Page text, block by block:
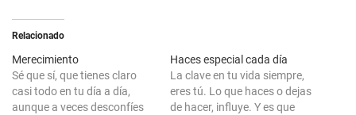
Relacionado
Merecimiento
Sé que sí, que tienes claro
casi todo en tu día a día,
aunque a veces desconfíes
Haces especial cada día
La clave en tu vida siempre,
eres tú. Lo que haces o dejas
de hacer, influye. Y es que